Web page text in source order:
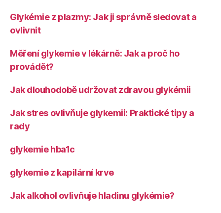
Glykémie z plazmy: Jak ji správně sledovat a
ovlivnit
Měření glykemie v lékárně: Jak a proč ho
provádět?
Jak dlouhodobě udržovat zdravou glykémii
Jak stres ovlivňuje glykemii: Praktické tipy a
rady
glykemie hba1c
glykemie z kapilární krve
Jak alkohol ovlivňuje hladinu glykémie?